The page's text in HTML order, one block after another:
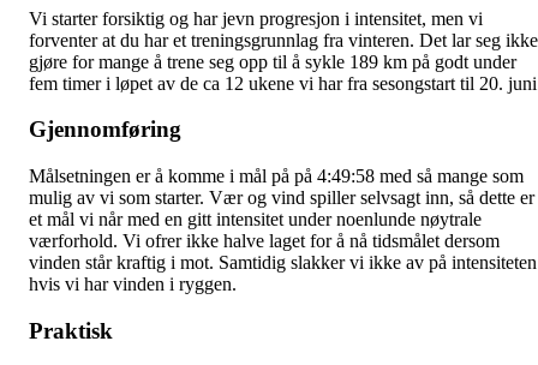
Vi starter forsiktig og har jevn progresjon i intensitet, men vi
forventer at du har et treningsgrunnlag fra vinteren. Det lar seg ikke
gjøre for mange å trene seg opp til å sykle 189 km på godt under
fem timer i løpet av de ca 12 ukene vi har fra sesongstart til 20.
Gjennomføring
Målsetningen er å komme i mål på på 4:49:58 med så mange som
mulig av vi som starter. Vær og vind spiller selvsagt inn, så dette er
et mål vi når med en gitt intensitet under noenlunde nøytrale
værforhold. Vi ofrer ikke halve laget for å nå tidsmålet dersom
vinden står kraftig i mot. Samtidig slakker vi ikke av på intensiteten
hvis vi har vinden i ryggen.
Praktisk